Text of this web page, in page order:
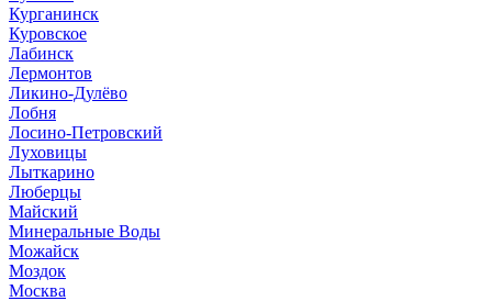
Курганинск
Куровское
Лабинск
Лермонтов
Ликино-Дулёво
Лобня
Лосино-Петровский
Луховицы
Лыткарино
Люберцы
Майский
Минеральные Воды
Можайск
Моздок
Москва